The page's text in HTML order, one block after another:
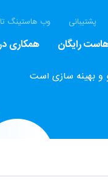
همکاری رایگان
وب هاستینگ پشتیبانی
و بهینه سازی است